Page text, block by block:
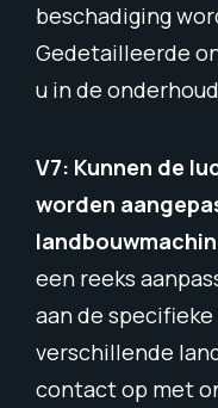
beschadiging
Gedetailleerde
u in de
V7: Kunnen de
worden
een reeks
aan de
verschillende
contact op met